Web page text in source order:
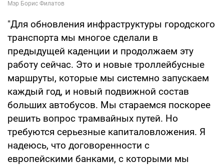
"Для обновления инфраструктуры городского
транспорта мы многое сделали в
предыдущей каденции и продолжаем эту
работу сейчас. Это и новые троллейбусные
маршруты, которые мы системно запускаем
каждый год, и новый подвижной состав
больших автобусов. Мы стараемся поскорее
решить вопрос трамвайных путей. Но
требуются серьезные капиталовложения. Я
надеюсь, что договоренности с
европейскими банками, с которыми мы